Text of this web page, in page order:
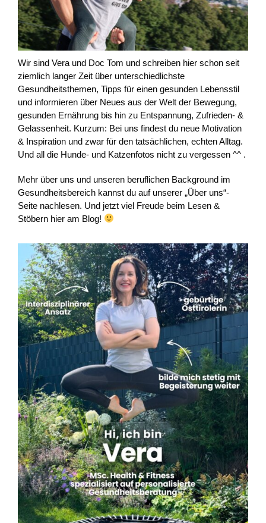
Wir sind Vera und Doc Tom und schreiben hier schon seit
ziemlich langer Zeit über unterschiedlichste
Gesundheitsthemen, Tipps für einen gesunden Lebensstil
und informieren über Neues aus der Welt der Bewegung,
gesunden Ernährung bis hin zu Entspannung, Zufrieden- &
Gelassenheit. Kurzum: Bei uns findest du neue Motivation
& Inspiration und zwar für den tatsächlichen, echten Alltag.
Und all die Hunde- und Katzenfotos nicht zu vergessen ^^ .
Mehr über uns und unseren beruflichen Background im
Gesundheitsbereich kannst du auf unserer „Über uns“-
Seite nachlesen. Und jetzt viel Freude beim Lesen &
Stöbern hier am Blog!